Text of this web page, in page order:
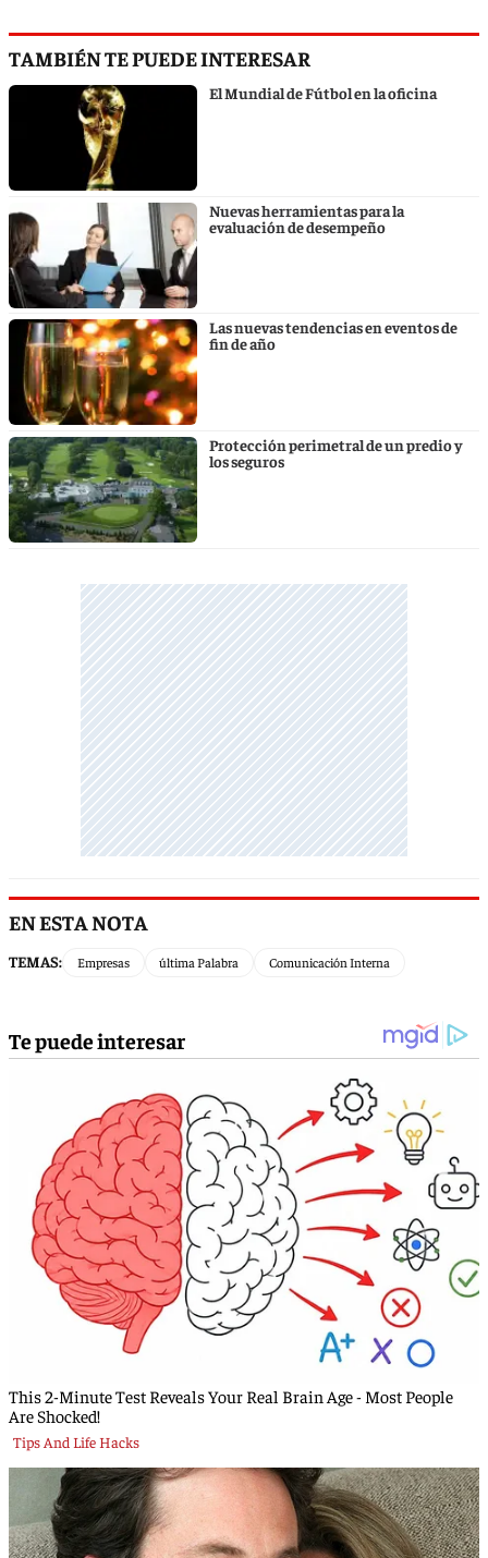
TAMBIÉN TE PUEDE INTERESAR
El Mundial de Fútbol en la oficina
Nuevas herramientas para la
evaluación de desempeño
Las nuevas tendencias en eventos de
fin de año
Protección perimetral de un predio y
los seguros
EN ESTA NOTA
TEMAS: Empresas última Palabra Comunicación Interna